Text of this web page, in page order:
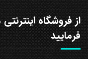
از فروشگاه
فرمایید